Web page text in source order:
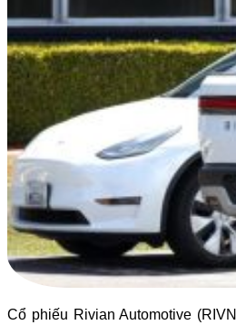
Cổ phiếu Rivian Automotive